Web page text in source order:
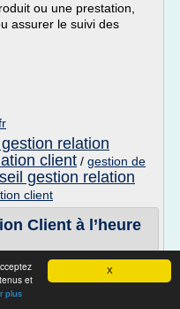
X
et
plus
ou une prestation,
assurer le suivi des
relation
client / gestion de
gestion relation
client
Client à l’heure
pauvre de
de coût. Je le dis et je
est le